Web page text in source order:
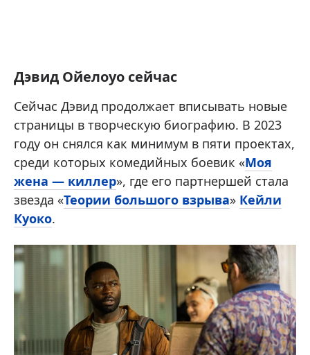
Дэвид Ойелоуо сейчас
Сейчас Дэвид продолжает вписывать новые
страницы в творческую биографию. В 2023
году он снялся как минимум в пяти проектах,
среди которых комедийных боевик «Моя
жена — киллер», где его партнершей стала
звезда «Теории большого взрыва» Кейли
Куоко.